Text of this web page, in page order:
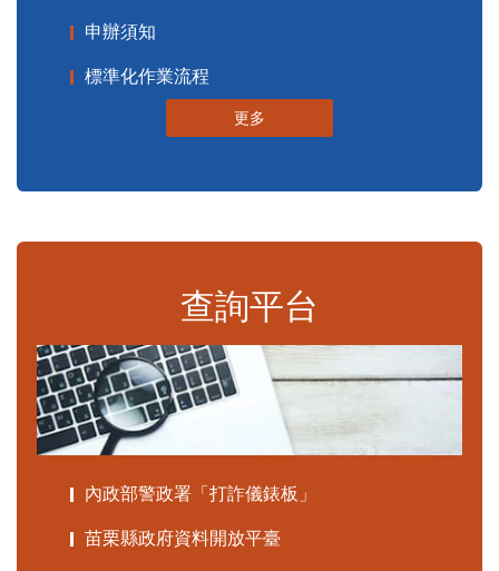
申辦須知
標準化作業流程
更多
查詢平台
內政部警政署「打詐儀錶板」
苗栗縣政府資料開放平臺